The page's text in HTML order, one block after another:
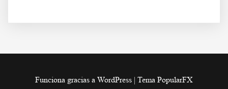
Funciona gracias a WordPress | Tema PopularFX